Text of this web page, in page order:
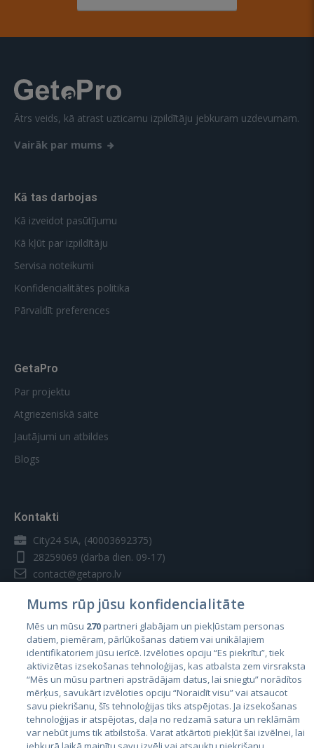
Ātrs veids, kā atrast uzticamu izpildītāju jebkuram uzdevumam.
Vairāk par mums
Kā tas darbojas
Kā izveidot pasūtījumu
Kā kļūt par izpildītāju
Servisa noteikumi
Konfidencialitātes politika
Pārvaldīt preferences
GetaPro
Par projektu
Atgriezeniskā saite
Jautājumi un atbildes
Blogs
Kontakti
City24 SIA, (40003692375)
28259069 (darba dien. 09-17)
contact@getapro.lv
Valstis
Igaunija
Latvija
Lietuva
Mums rūp jūsu konfidencialitāte
Mēs un mūsu 270partneri glabājam un piekļūstam personas
datiem, piemēram, pārlūkošanas datiem vai unikālajiem
identifikatoriem jūsu ierīcē. Izvēloties opciju “Es piekrītu”, tiek
aktivizētas izsekošanas tehnoloģijas, kas atbalsta zem virsraksta
“Mēs un mūsu partneri apstrādājam datus, lai sniegtu” norādītos
mērķus, savukārt izvēloties opciju “Noraidīt visu” vai atsaucot
savu piekrišanu, šīs tehnoloģijas tiks atspējotas. Ja izsekošanas
tehnoloģijas ir atspējotas, daļa no redzamā satura un reklāmām
var nebūt jums tik atbilstoša. Varat atkārtoti piekļūt šai izvēlnei, lai